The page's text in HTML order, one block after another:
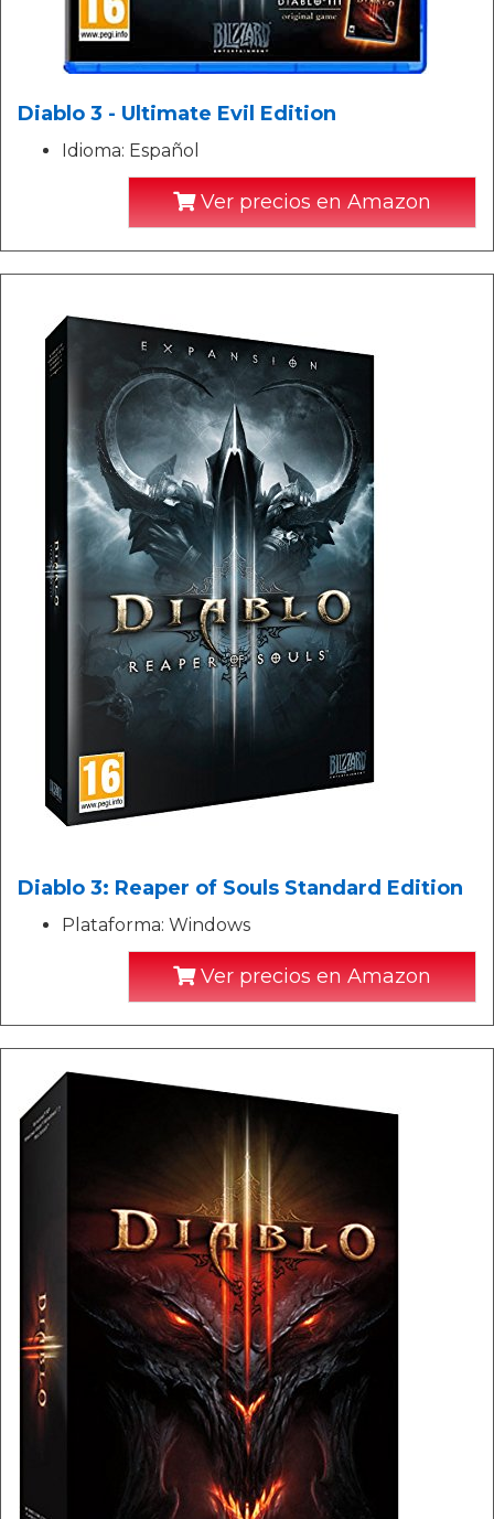
Diablo 3 - Ultimate Evil Edition
Idioma: Español
Ver precios en Amazon
Diablo 3: Reaper of Souls Standard Edition
Plataforma: Windows
Ver precios en Amazon